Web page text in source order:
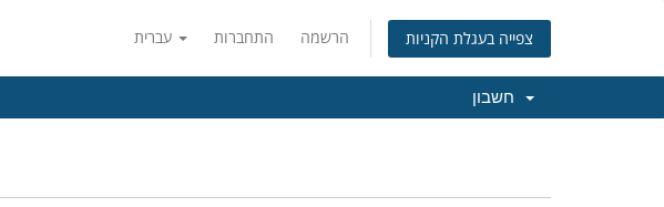
התחברות הרשמה צפייה בעגלת הקניות